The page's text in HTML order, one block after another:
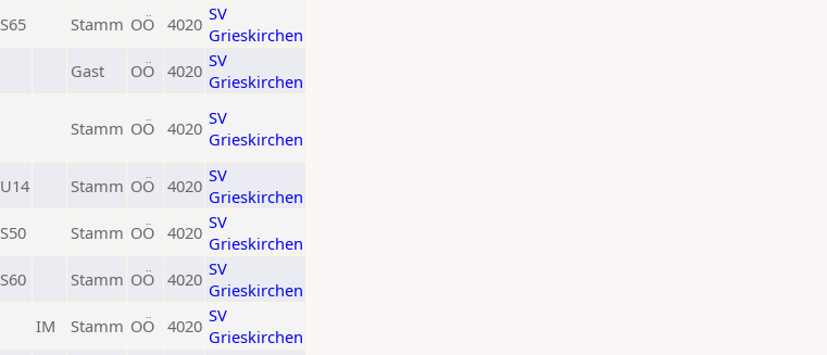
S65 Stamm OÖ 4020 SV
Grieskirchen
Gast OÖ 4020 SV
Grieskirchen
Stamm OÖ 4020 SV
Grieskirchen
U14 Stamm OÖ 4020 SV
Grieskirchen
S50 Stamm OÖ 4020 SV
Grieskirchen
S60 Stamm OÖ 4020 SV
Grieskirchen
IM Stamm OÖ 4020 SV
Grieskirchen